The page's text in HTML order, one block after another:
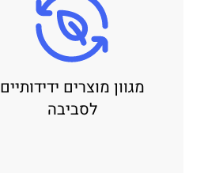
מגוון מוצרים ידידותיים
לסביבה